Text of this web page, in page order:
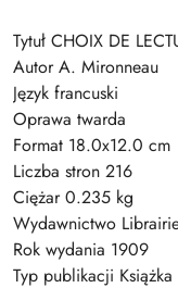
Tytuł CHOIX DE
Autor A. Mironneau
Język francuski
Oprawa twarda
Format 18.0x12.0 cm
Liczba stron 216
Ciężar 0.235 kg
Wydawnictwo
Rok wydania 1909
Typ publikacji Książka